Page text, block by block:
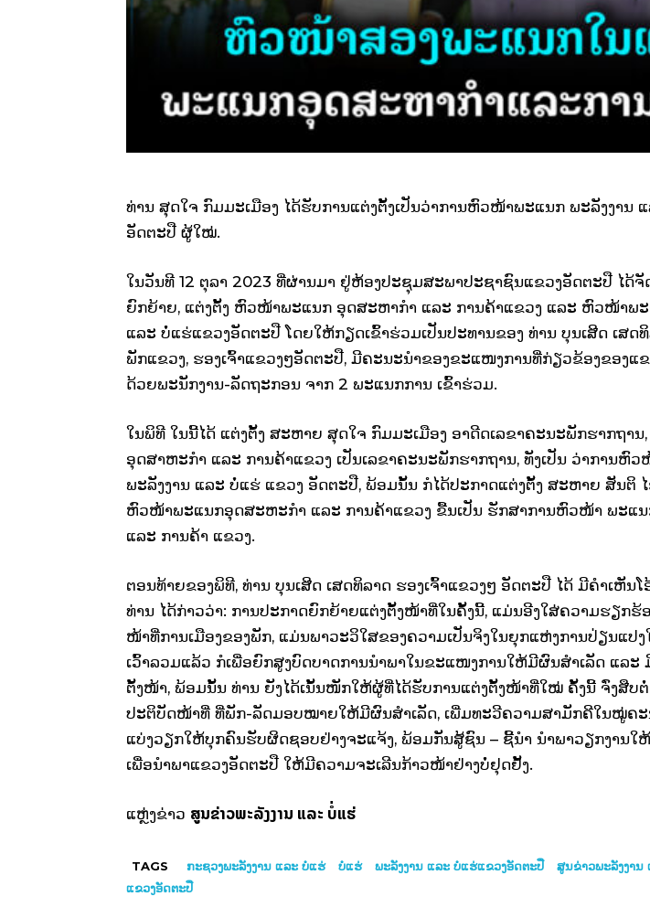
ທ່ານ ສຸດໃຈ ກົມມະເມືອງ ໄດ້ຮັບການແຕ່ງຕັ້ງເປັນວ່າການຫົວໜ້າພະແນກ ພະລັງງານ
ອັດຕະປື ຜູ້ໃໝ່.
ໃນວັນທີ 12 ຕຸລາ 2023 ທີ່ຜ່ານມາ ຢູ່ຫ້ອງປະຊຸມສະພາປະຊາຊົນແຂວງອັດຕະປື ໄດ້ຈັ
ຍົກຍ້າຍ, ແຕ່ງຕັ້ງ ຫົວໜ້າພະແນກ ອຸດສະຫາກໍາ ແລະ ການຄ້າແຂວງ ແລະ ຫົວໜ້າພະ
ແລະ ບໍ່ແຮ່ແຂວງອັດຕະປື ໂດຍໃຫ້ກຽດເຂົ້າຮ່ວມເປັນປະທານຂອງ ທ່ານ ບຸນເສີດ ເສດ
ພັກແຂວງ, ຮອງເຈົ້າແຂວງໆອັດຕະປື, ມີຄະນະນຳຂອງຂະແໜງການທີ່ກ່ຽວຂ້ອງຂອງແຂ
ດ້ວຍພະນັກງານ-ລັດຖະກອນ ຈາກ 2 ພະແນກການ ເຂົ້າຮ່ວມ.
ໃນພິທີ ໃນນີ້ໄດ້ ແຕ່ງຕັ້ງ ສະຫາຍ ສຸດໃຈ ກົມມະເມືອງ ອາດີດເລຂາຄະນະພັກຮາກຖາ
ອຸດສາຫະກຳ ແລະ ການຄ້າແຂວງ ເປັນເລຂາຄະນະພັກຮາກຖານ, ທັງເປັນ ວ່າການຫົ
ພະລັງງານ ແລະ ບໍ່ແຮ່ ແຂວງ ອັດຕະປື, ພ້ອມນັ້ນ ກໍໄດ້ປະກາດແຕ່ງຕັ້ງ ສະຫາຍ ສັນຕິ
ຫົວໜ້າພະແນກອຸດສະຫະກໍາ ແລະ ການຄ້າແຂວງ ຂື້ນເປັນ ຮັກສາການຫົວໜ້າ ພະແ
ແລະ ການຄ້າ ແຂວງ.
ຕອນທ້າຍຂອງພິທີ, ທ່ານ ບຸນເສີດ ເສດທິລາດ ຮອງເຈົ້າແຂວງໆ ອັດຕະປື ໄດ້ ມີຄໍາເຫັນໂ
ທ່ານ ໄດ້ກ່າວວ່າ: ການປະກາດຍົກຍ້າຍແຕ່ງຕັ້ງໜ້າທີ່ໃນຄັ້ງນີ້, ແມ່ນອີງໃສ່ຄວາມຮຽກຮ້
ໜ້າທີ່ການເມືອງຂອງພັກ, ແມ່ນພາວະວິໃສຂອງຄວາມເປັນຈິງໃນຍຸກແຫ່ງການປ່ຽນແປ
ເວົ້າລວມແລ້ວ ກໍເພື່ອຍົກສູງບົດບາດການນໍາພາໃນຂະແໜງການໃຫ້ມີຜົນສໍາເລັດ ແລະ
ຕັ້ງໜ້າ, ພ້ອມນັ້ນ ທ່ານ ຍັງໄດ້ເນັ້ນໜັກໃຫ້ຜູ້ທີ່ໄດ້ຮັບການແຕ່ງຕັ້ງໜ້າທີ່ໃໝ່ ຄັ້ງນີ້ ຈົ່ງສືບ
ປະຕິບັດໜ້າທີ່ ທີ່ພັກ-ລັດມອບໝາຍໃຫ້ມີຜົນສໍາເລັດ, ເພີ່ມທະວີຄວາມສາມັກຄີໃນໝູ່
ແບ່ງວຽກໃຫ້ບຸກຄົນຮັບຜິດຊອບຢ່າງຈະແຈ້ງ, ພ້ອມກັນສູ້ຊົນ – ຊີ້ນໍາ ນໍາພາວຽກງານໃ
ເພື່ອນໍາພາແຂວງອັດຕະປື ໃຫ້ມີຄວາມຈະເລີນກ້າວໜ້າຢ່າງບໍ່ຢຸດຢັ້ງ.
ແຫຼ່ງຂ່າວ ສູນຂ່າວພະລັງງານ ແລະ ບໍ່ແຮ່
TAGS ກະຊວງພະລັງງານ ແລະ ບໍ່ແຮ່ ​ບໍ່​ແຮ່ ພະລັງງານ ແລະ ບໍ່ແຮ່ແຂວງອັດຕະປື ສູນຂ່າວພະລັງງານ
ແຂວງອັດຕະປື